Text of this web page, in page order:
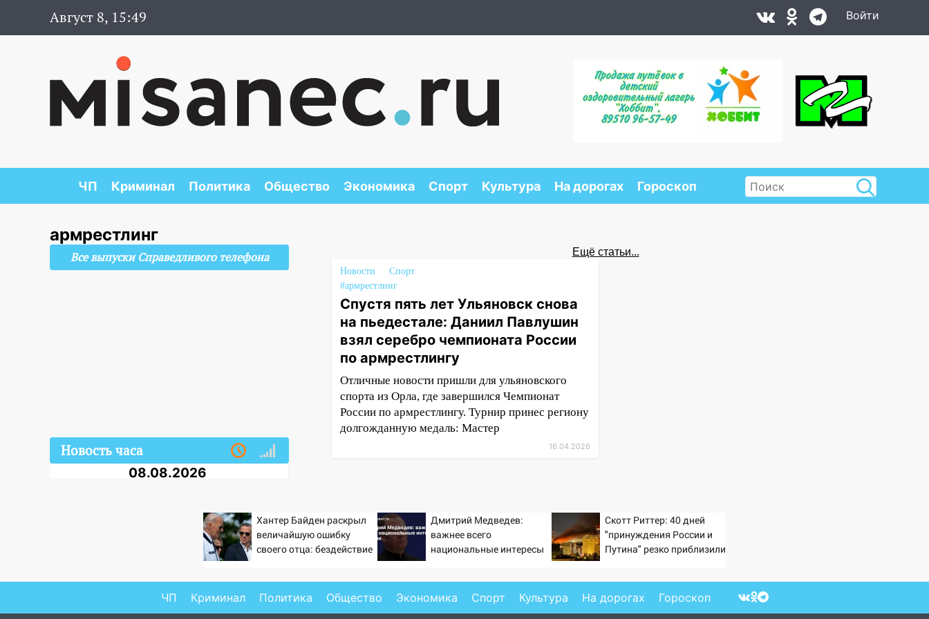
Август 8, 15:49 Войти
ЧП Криминал Политика Общество Экономика Спорт Культура На дорогах Гороскоп
армрестлинг
Ещё статьи...
Новости
Спорт
#армрестлинг
Спустя пять лет Ульяновск снова
на пьедестале: Даниил Павлушин
взял серебро чемпионата России
по армрестлингу
Отличные новости пришли для ульяновского
спорта из Орла, где завершился Чемпионат
России по армрестлингу. Турнир принес региону
долгожданную медаль: Мастер
16.04.2026
Все выпуски Справедливого телефона
Новость часа
08.08.2026
ремонтируют девять мостов:
один уже готов, ещё два —
«Ульяновскалипсис»:
последствия урагана 8 августа
Прогноз погоды в
Хантер Байден раскрыл
величайшую ошибку
своего отца: бездействие
Дмитрий Медведев:
важнее всего
национальные интересы
Скотт Риттер: 40 дней
"принуждения России и
Путина" резко приблизили
ЧП Криминал Политика Общество Экономика Спорт Культура На дорогах Гороскоп